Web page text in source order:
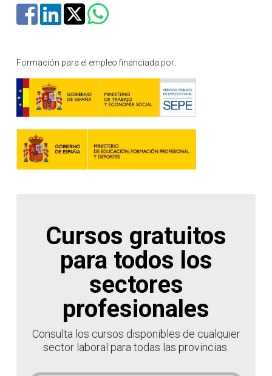
Formación para el empleo financiada por:
Cursos gratuitos
para todos los
sectores
profesionales
Consulta los cursos disponibles de cualquier
sector laboral para todas las provincias.